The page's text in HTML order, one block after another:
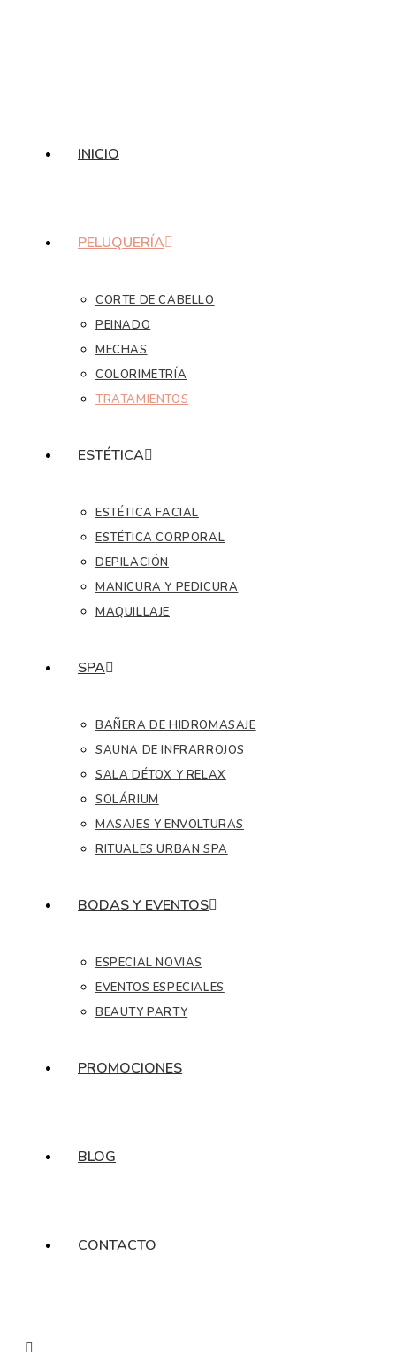
INICIO
PELUQUERÍA
CORTE DE CABELLO
PEINADO
MECHAS
COLORIMETRÍA
TRATAMIENTOS
ESTÉTICA
ESTÉTICA FACIAL
ESTÉTICA CORPORAL
DEPILACIÓN
MANICURA Y PEDICURA
MAQUILLAJE
SPA
BAÑERA DE HIDROMASAJE
SAUNA DE INFRARROJOS
SALA DÉTOX Y RELAX
SOLÁRIUM
MASAJES Y ENVOLTURAS
RITUALES URBAN SPA
BODAS Y EVENTOS
ESPECIAL NOVIAS
EVENTOS ESPECIALES
BEAUTY PARTY
PROMOCIONES
BLOG
CONTACTO